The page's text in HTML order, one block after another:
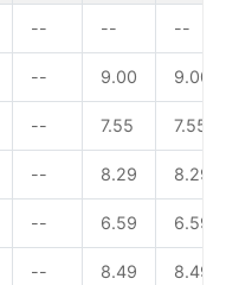
-- -- --
-- 9.00 9.00
-- 7.55 7.55
-- 8.29 8.29
-- 6.59 6.59
-- 8.49 8.49